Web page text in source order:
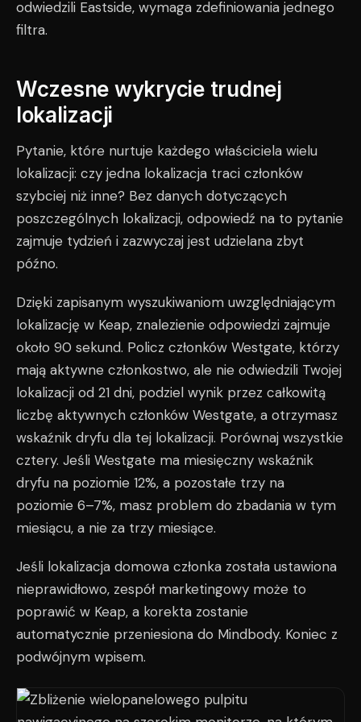
odwiedzili Eastside, wymaga zdefiniowania jednego
filtra.
Wczesne wykrycie trudnej
lokalizacji
Pytanie, które nurtuje każdego właściciela wielu
lokalizacji: czy jedna lokalizacja traci członków
szybciej niż inne? Bez danych dotyczących
poszczególnych lokalizacji, odpowiedź na to pytanie
zajmuje tydzień i zazwyczaj jest udzielana zbyt
późno.
Dzięki zapisanym wyszukiwaniom uwzględniającym
lokalizację w Keap, znalezienie odpowiedzi zajmuje
około 90 sekund. Policz członków Westgate, którzy
mają aktywne członkostwo, ale nie odwiedzili Twojej
lokalizacji od 21 dni, podziel wynik przez całkowitą
liczbę aktywnych członków Westgate, a otrzymasz
wskaźnik dryfu dla tej lokalizacji. Porównaj wszystkie
cztery. Jeśli Westgate ma miesięczny wskaźnik
dryfu na poziomie 12%, a pozostałe trzy na
poziomie 6–7%, masz problem do zbadania w tym
miesiącu, a nie za trzy miesiące.
Jeśli lokalizacja domowa członka została ustawiona
nieprawidłowo, zespół marketingowy może to
poprawić w Keap, a korekta zostanie
automatycznie przeniesiona do Mindbody. Koniec z
podwójnym wpisem.